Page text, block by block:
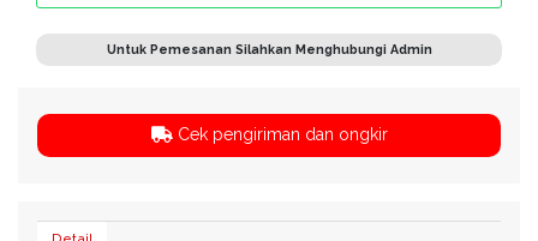
Untuk Pemesanan Silahkan Menghubungi Admin
Cek pengiriman dan ongkir